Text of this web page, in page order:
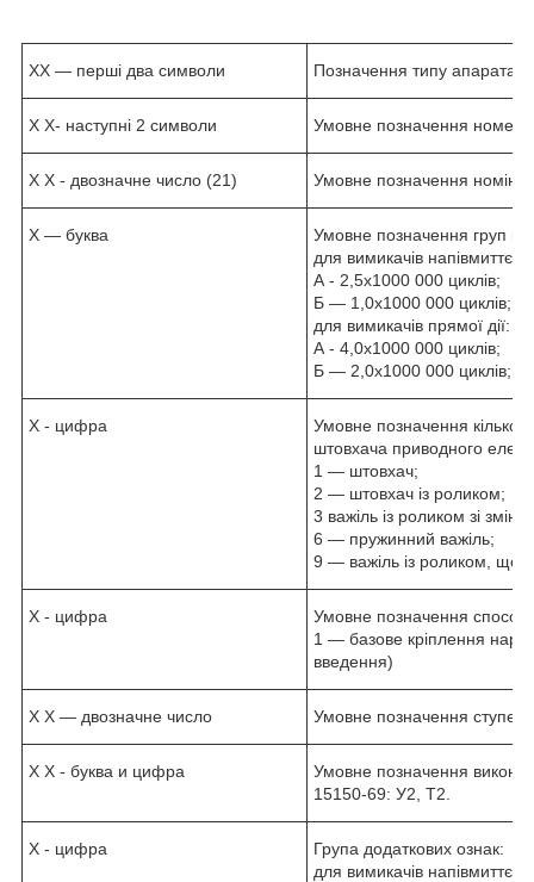
XX — перші два символи Позначення типу апарата
Х Х- наступні 2 символи Умовне позначення
Х Х - двозначне число (21) Умовне позначення
Х — буква
Умовне позначення груп
для вимикачів напівмиттєвої
А - 2,5х1000 000 циклів;
Б — 1,0х1000 000 циклів;
для вимикачів прямої дії:
А - 4,0х1000 000 циклів;
Б — 2,0х1000 000 циклів;
Х - цифра
Умовне позначення
штовхача приводного
1 — штовхач;
2 — штовхач із роликом;
3 важіль із роликом зі
6 — пружинний важіль;
9 — важіль із роликом, що
Х - цифра
Умовне позначення
1 — базове кріплення
введення)
Х Х — двозначне число Умовне позначення
Х Х - буква и цифра
Умовне позначення
15150-69: У2, Т2.
Х - цифра
Група додаткових ознак:
для вимикачів напівмиттєвої